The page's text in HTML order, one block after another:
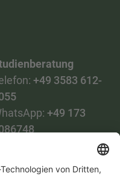
+49 3583 612-
+49 173